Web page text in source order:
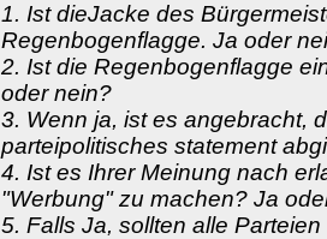
1. Ist dieJacke des
Regenbogenflagge. Ja oder
2. Ist die Regenbogenflagge
oder nein?
3. Wenn ja, ist es angebracht,
parteipolitisches statement
4. Ist es Ihrer Meinung nach
"Werbung" zu machen? Ja
5. Falls Ja, sollten alle